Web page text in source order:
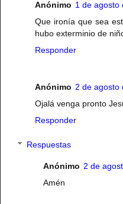
Anónimo 1 de agosto
Que ironía que sea
hubo exterminio de
Responder
Anónimo 2 de agosto
Ojalá venga pronto
Responder
Respuestas
Anónimo 2 de
Amén